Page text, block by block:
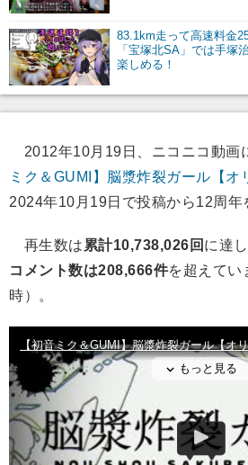
83.1km走って高速料金
「宝塚北SA」では手塚
楽しめる！
2012年10月19日、ニコニコ動画
ミク＆GUMI】脳漿炸裂ガール【オ
2024年10月19日で投稿から12周年
再生数は 累計10,738,026回 に達
コメント数は208,666件を超えて
時）。